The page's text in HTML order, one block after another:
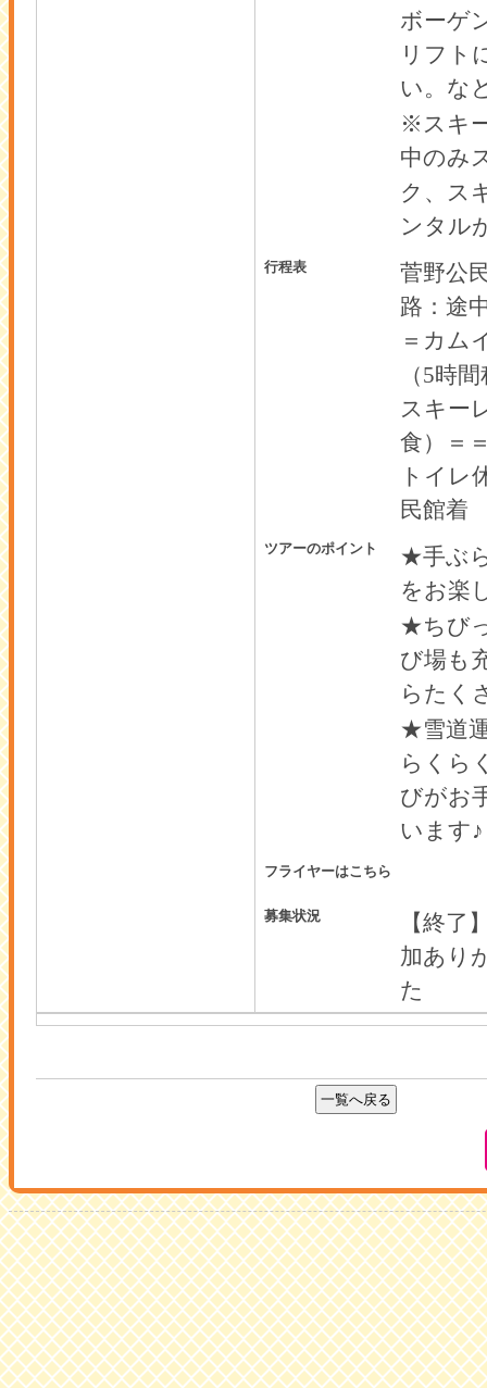
ボーゲ
リフト
い。な
※スキ
中のみ
ク、ス
ンタル
行程表
菅野公
路：途
＝カム
（5時間
スキー
食）＝
トイレ
民館着
ツアーのポイント
★手ぶ
をお楽
★ちび
び場も
らたく
★雪道
らくら
びがお
います♪
フライヤーはこちら
募集状況
【終了
加あり
た